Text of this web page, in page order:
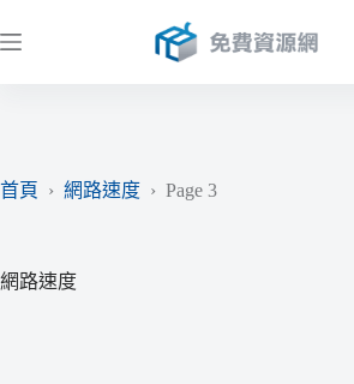
至
首頁
› 網路速度 › Page 3
網路速度